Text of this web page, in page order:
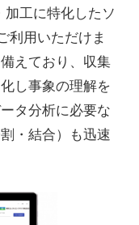
加工に特化したソ
利用いただけま
えており、収集
し事象の理解を
タ分析に必要な
・結合）も迅速